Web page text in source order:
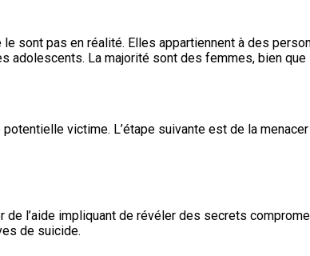
sont pas en réalité. Elles appartiennent à des
La majorité sont des femmes, bien que
victime. L’étape suivante est de la
l’aide impliquant de révéler des secrets
de suicide.